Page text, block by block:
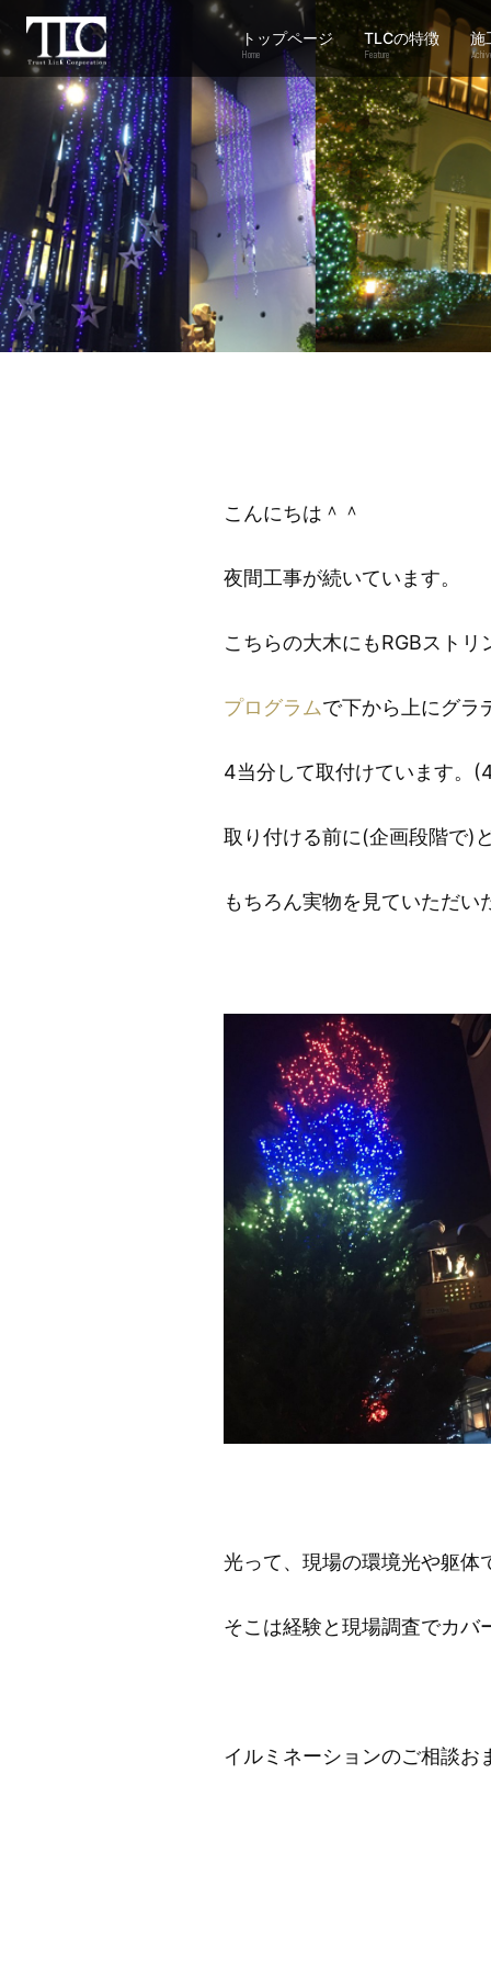
トップページ
Home
TLCの特徴
Feature
施
こんにちは＾＾
夜間工事が続いています。
こちらの大木にもRGBスト
プログラムで下から上にグラ
4当分して取付けています。
取り付ける前に(企画段階で)
もちろん実物を見ていただい
光って、現場の環境光や躯体
そこは経験と現場調査でカバ
イルミネーションのご相談お